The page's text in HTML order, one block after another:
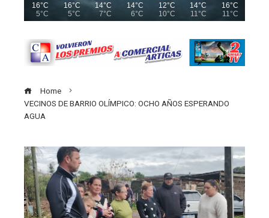
16°C
5°C
16°C
5°C
14°C
7°C
14°C
6°C
12°C
10°C
14°C
11°C
16°C
11°C
Home
VECINOS DE BARRIO OLÍMPICO: OCHO AÑOS ESPERANDO
AGUA